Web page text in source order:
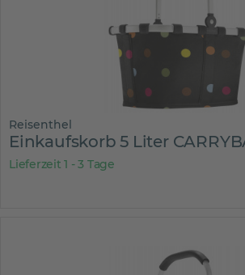
Reisenthel
Einkaufskorb 5 Liter
Lieferzeit 1 - 3 Tage